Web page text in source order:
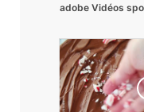
adobe Vidéos